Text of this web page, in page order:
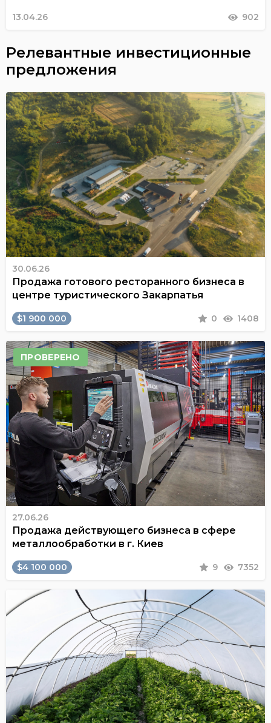
13.04.26 902
Релевантные инвестиционные
предложения
30.06.26
Продажа готового ресторанного бизнеса в
центре туристического Закарпатья
$1 900 000 0 1408
ПРОВЕРЕНО
27.06.26
Продажа действующего бизнеса в сфере
металлообработки в г. Киев
$4 100 000 9 7352